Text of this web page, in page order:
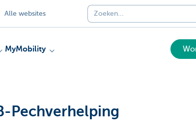
Alle websites
MyMobility
Pechverhelping